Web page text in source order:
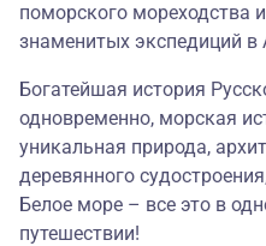
поморского мореходства
знаменитых экспедиций в
Богатейшая история
одновременно, морская
уникальная природа,
деревянного
Белое море – все это в
путешествии!